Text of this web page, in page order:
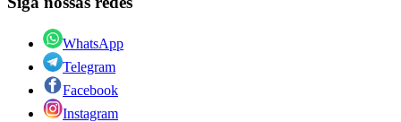
WhatsApp
Telegram
Facebook
Instagram